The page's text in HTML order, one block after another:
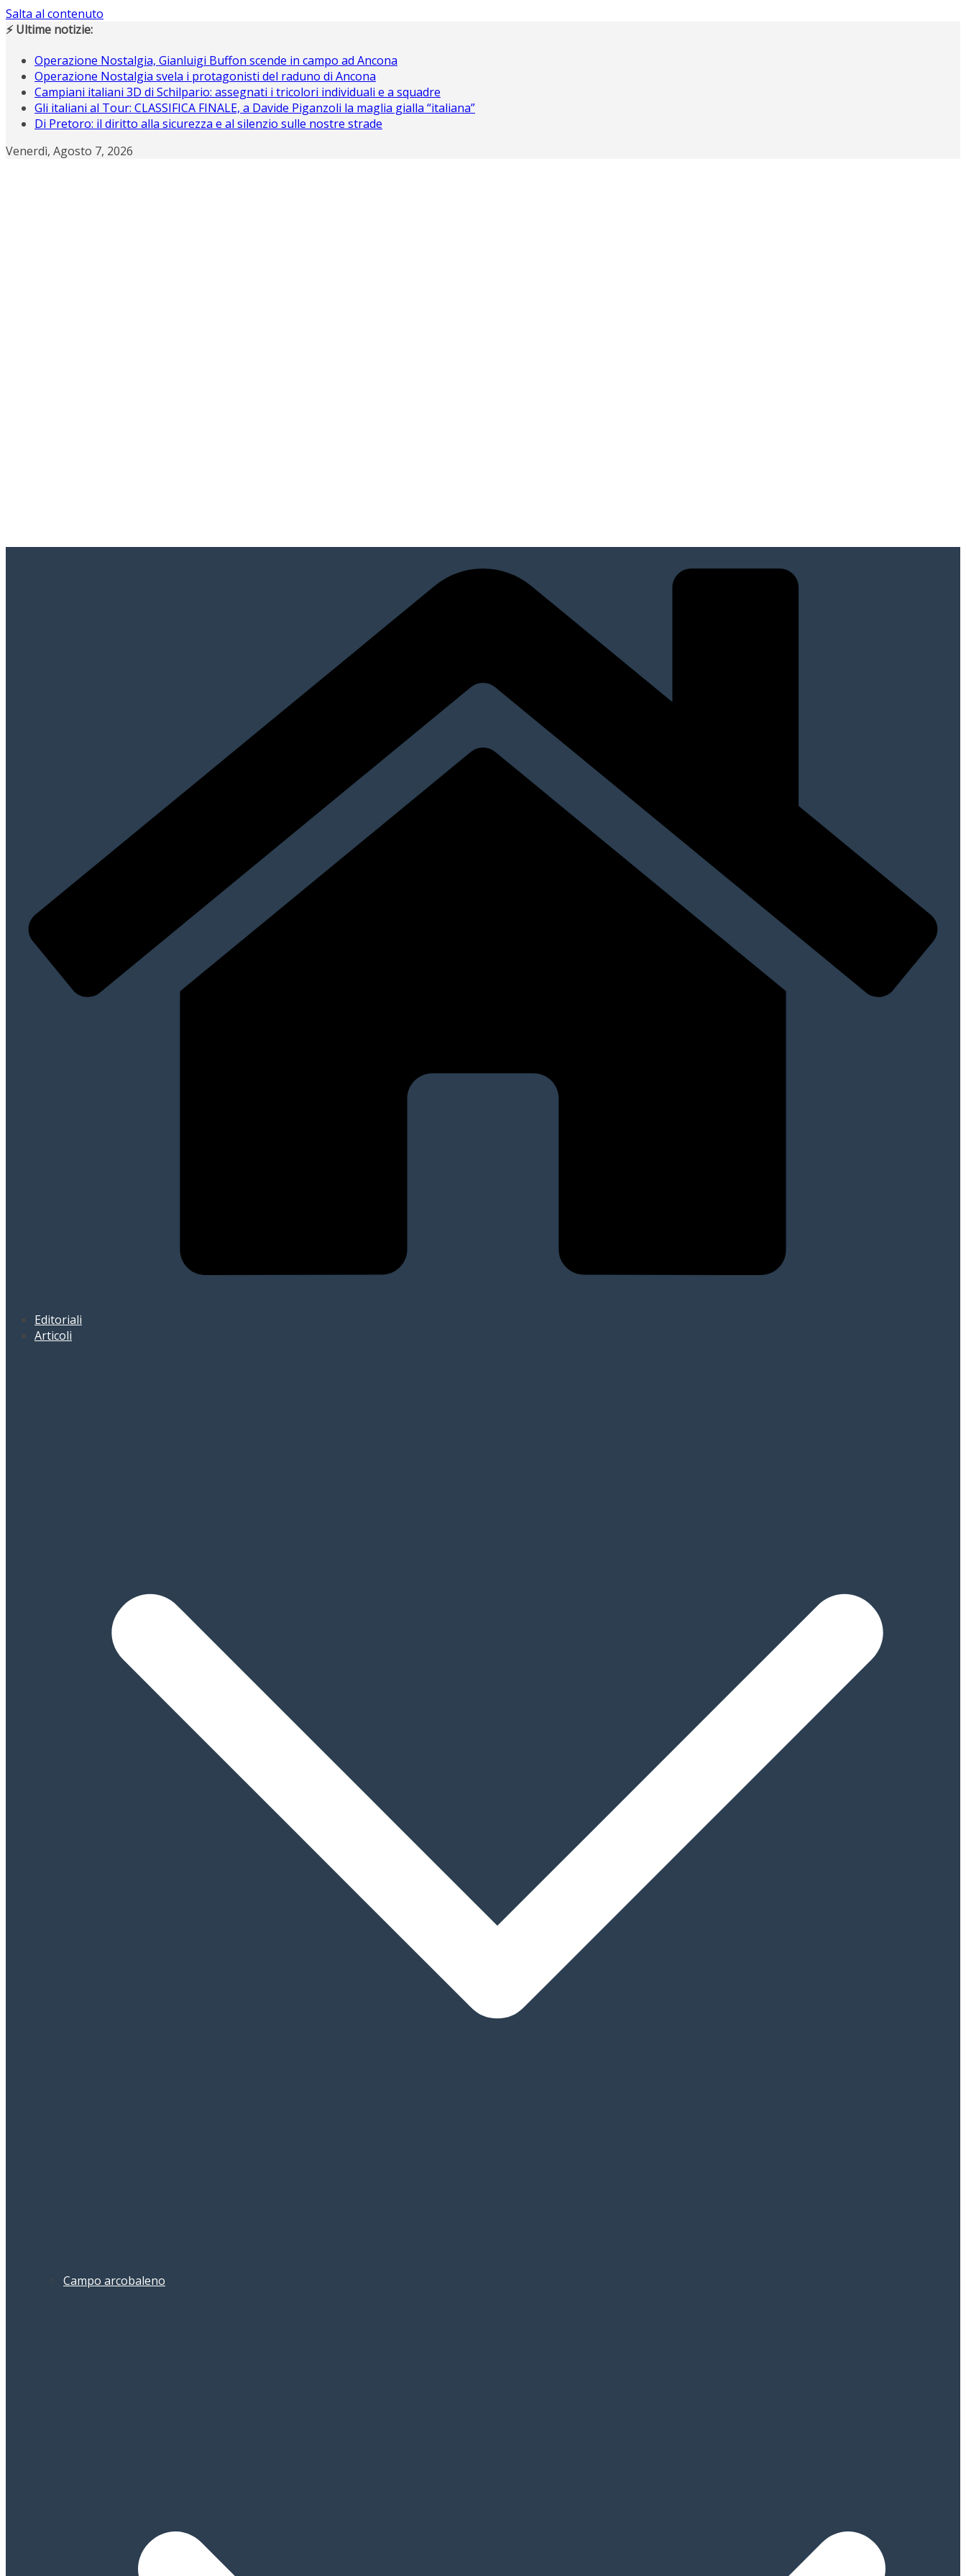
Salta al contenuto
⚡ Ultime notizie:
Operazione Nostalgia, Gianluigi Buffon scende in campo ad Ancona
Operazione Nostalgia svela i protagonisti del raduno di Ancona
Campiani italiani 3D di Schilpario: assegnati i tricolori individuali e a squadre
Gli italiani al Tour: CLASSIFICA FINALE, a Davide Piganzoli la maglia gialla “italiana”
Di Pretoro: il diritto alla sicurezza e al silenzio sulle nostre strade
Venerdì, Agosto 7, 2026
Editoriali
Articoli
Campo arcobaleno